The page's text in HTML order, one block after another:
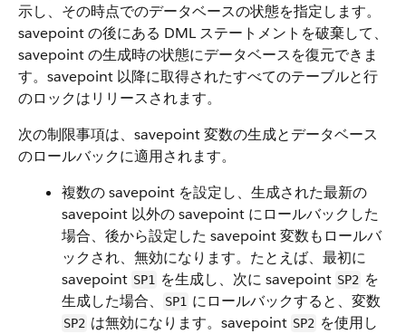
示し、その時点でのデータベースの状態を指定します。
savepoint の後にある DML ステートメントを破棄して、
savepoint の生成時の状態にデータベースを復元できま
す。savepoint 以降に取得されたすべてのテーブルと行
のロックはリリースされます。
次の制限事項は、savepoint 変数の生成とデータベース
のロールバックに適用されます。
複数の savepoint を設定し、生成された最新の
savepoint 以外の savepoint にロールバックした
場合、後から設定した savepoint 変数もロールバ
ックされ、無効になります。たとえば、最初に
savepoint SP1 を生成し、次に savepoint SP2 を
生成した場合、
SP1 にロールバックすると、変数
SP2 は無効になります。savepoint SP2 を使用し